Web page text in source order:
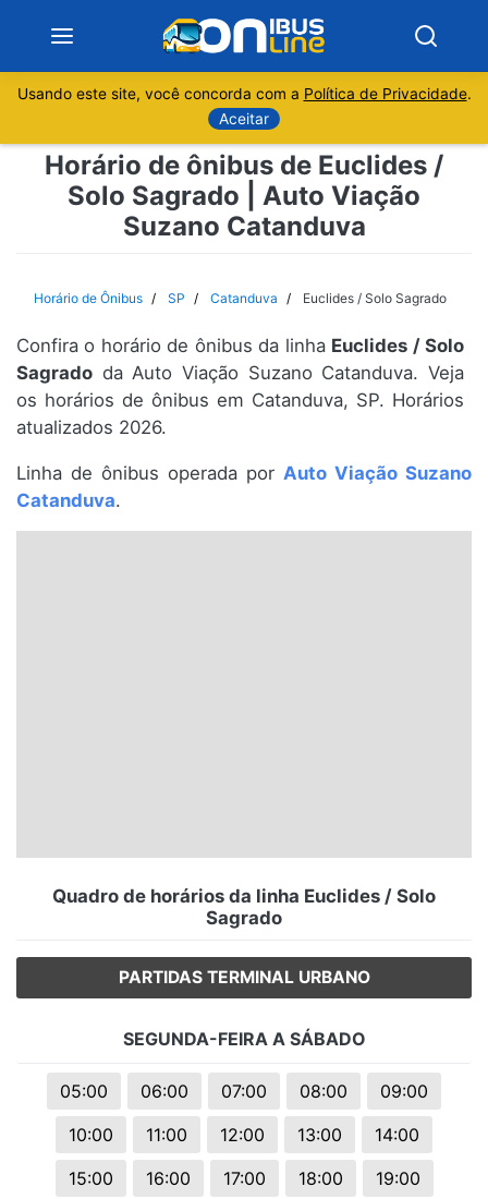
Sobre
Minas Gerais
Rio de Janeiro
Espírito Santo
Santa Catarina
Usando este site, você concorda com a Política de Privacidade.
Aceitar
Horário de ônibus de Euclides /
Solo Sagrado | Auto Viação
Suzano Catanduva
Horário de Ônibus SP Catanduva Euclides / Solo Sagrado
Confira o horário de ônibus da linha Euclides / Solo
Sagrado da Auto Viação Suzano Catanduva. Veja
os horários de ônibus em Catanduva, SP. Horários
atualizados 2026.
Linha de ônibus operada por Auto Viação Suzano
Catanduva.
Quadro de horários da linha Euclides / Solo
Sagrado
PARTIDAS TERMINAL URBANO
SEGUNDA-FEIRA A SÁBADO
05:00 06:00 07:00 08:00
09:00
10:00
11:00 12:00 13:00
14:00
15:00
16:00 17:00 18:00 19:00